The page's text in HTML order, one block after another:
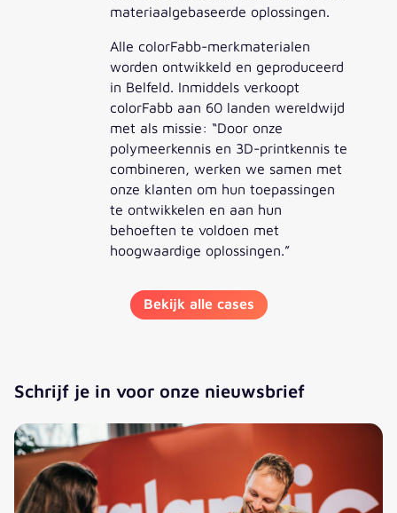
materiaalgebaseerde oplossingen.
Alle colorFabb-merkmaterialen
worden ontwikkeld en geproduceerd
in Belfeld. Inmiddels verkoopt
colorFabb aan 60 landen wereldwijd
met als missie: “Door onze
polymeerkennis en 3D-printkennis te
combineren, werken we samen met
onze klanten om hun toepassingen
te ontwikkelen en aan hun
behoeften te voldoen met
hoogwaardige oplossingen.”
Bekijk alle cases
Schrijf je in voor onze nieuwsbrief